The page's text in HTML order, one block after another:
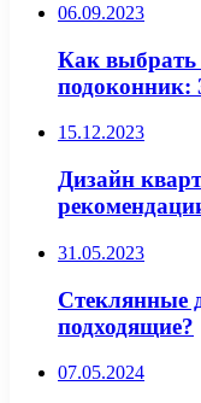
06.09.2023
Как выбрать
подоконник:
15.12.2023
Дизайн
31.05.2023
Стеклянные
подходящие?
07.05.2024